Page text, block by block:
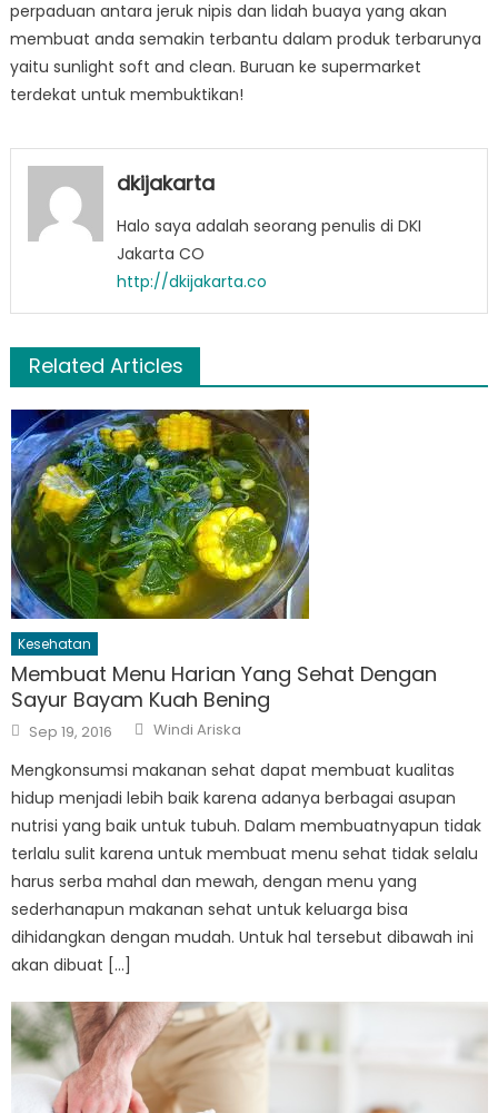
perpaduan antara jeruk nipis dan lidah buaya yang akan
membuat anda semakin terbantu dalam produk terbarunya
yaitu sunlight soft and clean. Buruan ke supermarket
terdekat untuk membuktikan!
dkijakarta
Halo saya adalah seorang penulis di DKI
Jakarta CO
http://dkijakarta.co
Related Articles
Kesehatan
Membuat Menu Harian Yang Sehat Dengan
Sayur Bayam Kuah Bening
Posted
on
Sep 19, 2016 Author
Windi Ariska
Mengkonsumsi makanan sehat dapat membuat kualitas
hidup menjadi lebih baik karena adanya berbagai asupan
nutrisi yang baik untuk tubuh. Dalam membuatnyapun tidak
terlalu sulit karena untuk membuat menu sehat tidak selalu
harus serba mahal dan mewah, dengan menu yang
sederhanapun makanan sehat untuk keluarga bisa
dihidangkan dengan mudah. Untuk hal tersebut dibawah ini
akan dibuat […]